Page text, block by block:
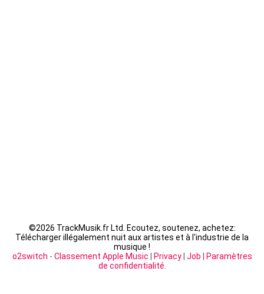
©2026 TrackMusik.fr Ltd. Ecoutez, soutenez, achetez:
Télécharger illégalement nuit aux artistes et à l'industrie de la
musique !
o2switch - Classement Apple Music Privacy| Job
Paramètres
de confidentialité.